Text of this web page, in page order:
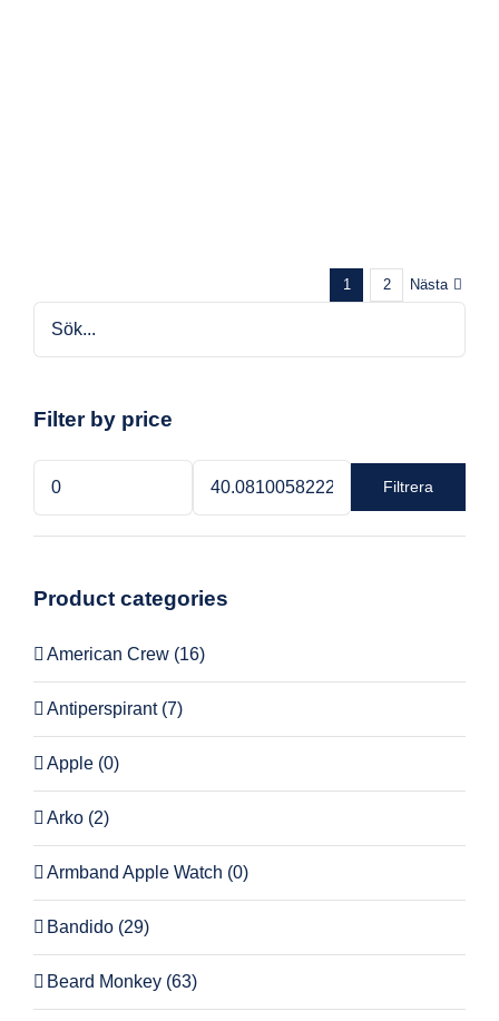
1 2 Nästa
Filter by price
pris
pris
Filtrera
Product categories
American Crew (16)
Antiperspirant (7)
Apple (0)
Arko (2)
Armband Apple Watch (0)
Bandido (29)
Beard Monkey (63)